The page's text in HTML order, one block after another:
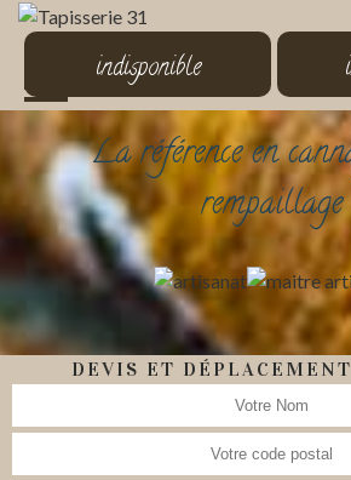
indisponible
La référence en
rempaillage
DEVIS ET